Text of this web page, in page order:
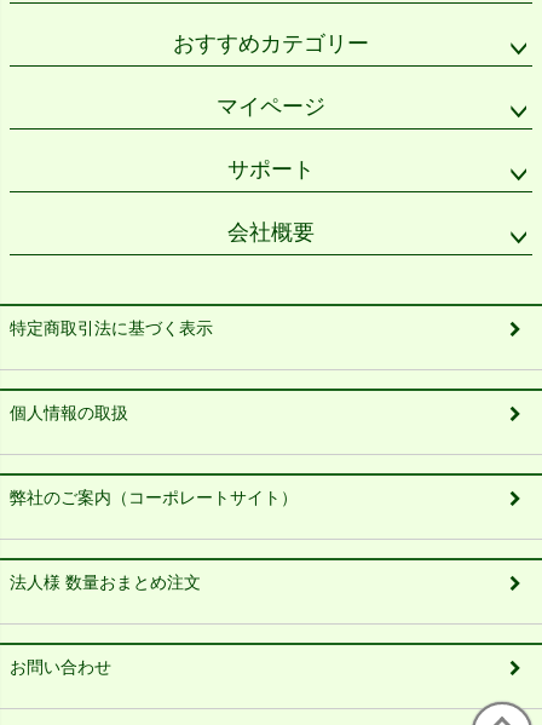
おすすめカテゴリー
マイページ
サポート
会社概要
特定商取引法に基づく表示
個人情報の取扱
弊社のご案内（コーポレートサイト）
法人様 数量おまとめ注文
お問い合わせ